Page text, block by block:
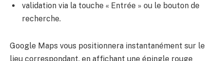
validation via la touche « Entrée » ou le bouton de
recherche.
Google Maps vous positionnera instantanément sur le
lieu correspondant, en affichant une épingle rouge